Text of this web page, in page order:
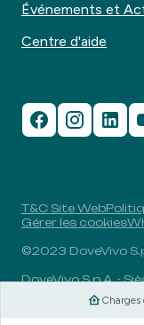
Charges
Événements et
Centre d'aide
T&C Site Web
Gérer les cookies
©2023 DoveVivo
DoveVivo S.p.A. -
Milan, Italie - N°
- Capital social